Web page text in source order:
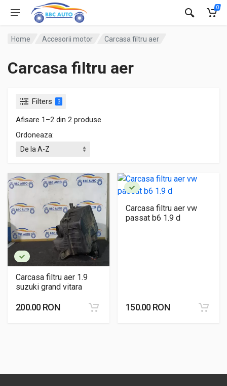
0
Home Accesorii motor Carcasa filtru aer
Carcasa filtru aer
Filters 3
Afisare 1–2 din 2 produse
Ordoneaza:
Carcasa filtru aer 1.9
suzuki grand vitara
200.00 RON
Carcasa filtru aer vw
passat b6 1.9 d
150.00 RON